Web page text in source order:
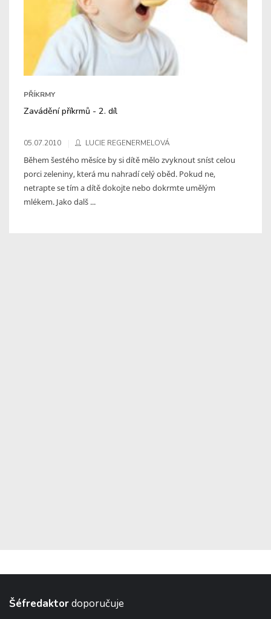
PŘÍKRMY
Zavádění příkrmů - 2. díl
05.07.2010 LUCIE REGENERMELOVÁ
Během šestého měsíce by si dítě mělo zvyknout sníst celou
porci zeleniny, která mu nahradí celý oběd. Pokud ne,
netrapte se tím a dítě dokojte nebo dokrmte umělým
mlékem. Jako dalš ...
Šéfredaktordoporučuje